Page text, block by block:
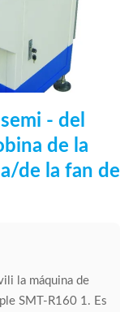
- del
de la
de la fan de
la máquina de
SMT-R160 1. Es